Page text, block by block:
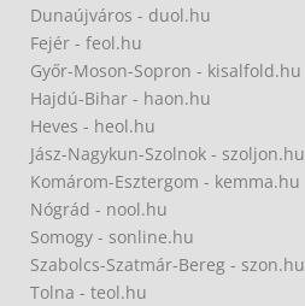
Dunaújváros - duol.hu
Fejér - feol.hu
Győr-Moson-Sopron - kisalfold.hu
Hajdú-Bihar - haon.hu
Heves - heol.hu
Jász-Nagykun-Szolnok - szoljon.hu
Komárom-Esztergom - kemma.hu
Nógrád - nool.hu
Somogy - sonline.hu
Szabolcs-Szatmár-Bereg - szon.hu
Tolna - teol.hu